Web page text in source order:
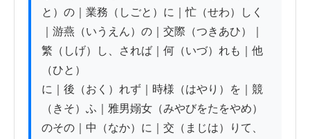
と）の｜業務（しごと）に｜忙（せわ）しく
｜游燕（いうえん）の｜交際（つきあひ）｜
繁（しげ）し、されば｜何（いづ）れも｜他
（ひと）
に｜後（おく）れず｜時様（はやり）を｜競
（きそ）ふ｜雅男嫋女（みやびをたをやめ）
のその｜中（なか）に｜交（まじは）りて、